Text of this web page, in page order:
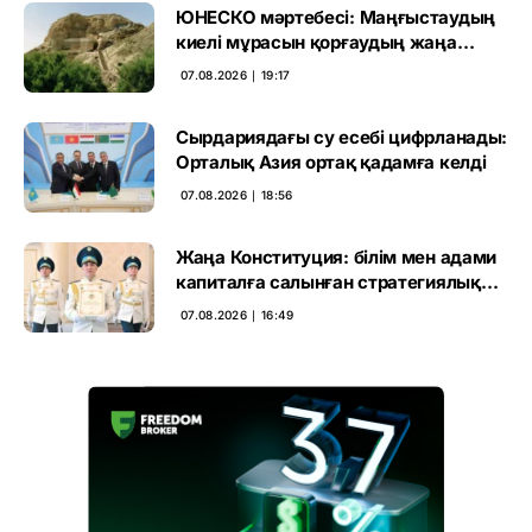
ЮНЕСКО мәртебесі: Маңғыстаудың
киелі мұрасын қорғаудың жаңа
кезеңі басталды
07.08.2026 ∣ 19:17
Сырдариядағы су есебі цифрланады:
Орталық Азия ортақ қадамға келді
07.08.2026 ∣ 18:56
Жаңа Конституция: білім мен адами
капиталға салынған стратегиялық
негіз
07.08.2026 ∣ 16:49